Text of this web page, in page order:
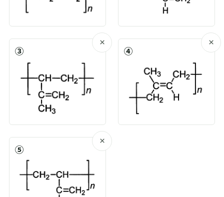
③
×
④
×
⑤
×